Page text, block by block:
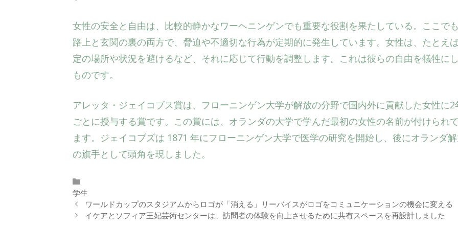
女性の安全と自由は、比較的静かなワーヘニンゲンでも重要な役割を果たしている。ここでも
路上と玄関の裏の両方で、脅迫や不適切な行為が定期的に発生しています。女性は、たとえ
定の場所や状況を避けるなど、それに応じて行動を調整します。これは彼らの自由を犠牲に
ものです。
アレッタ・ジェイコブス賞は、フローニンゲン大学が解放の分野で国内外に貢献した女性に2
ごとに授与する賞です。この賞には、オランダの大学で学んだ最初の女性の名前が付けられ
ます。ジェイコブズは 1871 年にフローニンゲン大学で医学の研究を開始し、後にオランダ
の旗手として頭角を現しました。
テ
ゴ
リ
学生
ワールドカップのスタジアムからロゴが「消える」リーバイスがロゴをコミュニケーションの機会に変える
イケアとソフィア王妃芸術センターは、訪問者の体験を向上させるために共有スペースを再設計しました